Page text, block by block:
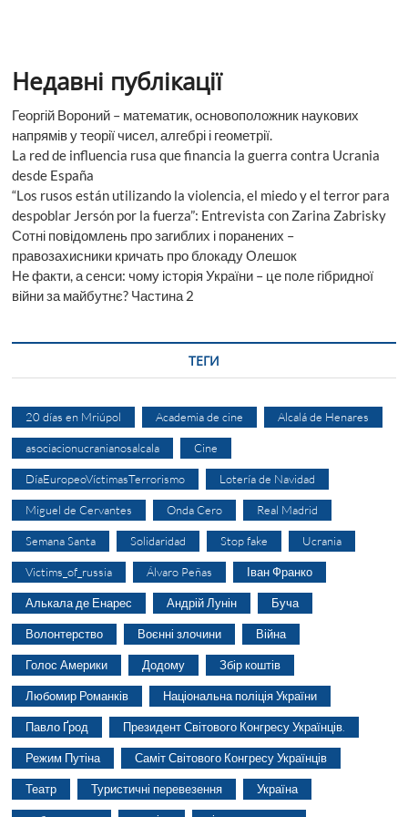
Недавні публікації
Георгій Вороний – математик, основоположник наукових
напрямів у теорії чисел, алгебрі і геометрії.
La red de influencia rusa que financia la guerra contra Ucrania
desde España
“Los rusos están utilizando la violencia, el miedo y el terror para
despoblar Jersón por la fuerza”: Entrevista con Zarina Zabrisky
Сотні повідомлень про загиблих і поранених –
правозахисники кричать про блокаду Олешок
Не факти, а сенси: чому історія України – це поле гібридної
війни за майбутнє? Частина 2
ТЕГИ
20 días en Mriúpol Academia de cine Alcalá de Henares
asociacionucranianosalcala Cine
DíaEuropeoVíctimasTerrorismo Lotería de Navidad
Miguel de Cervantes Onda Cero Real Madrid
Semana Santa Solidaridad Stop fake Ucrania
Victims_of_russia Álvaro Peñas Іван Франко
Алькала де Енарес Андрій Лунін Буча
Волонтерство Воєнні злочини Війна
Голос Америки Додому Збір коштів
Любомир Романків Національна поліція України
Павло Ґрод Президент Світового Конгресу Українців.
Режим Путіна Саміт Світового Конгресу Українців
Театр Туристичні перевезення Україна